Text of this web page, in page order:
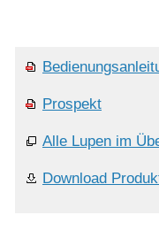
Prospekt
Alle Lupen im
Download